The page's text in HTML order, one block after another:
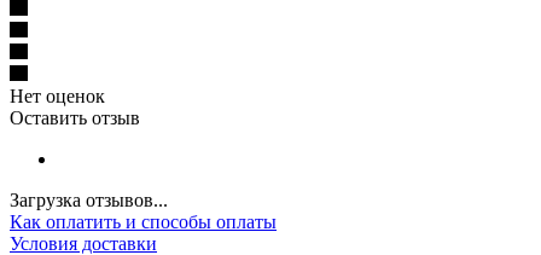
Нет оценок
Оставить отзыв
Загрузка отзывов...
Как оплатить и способы оплаты
Условия доставки